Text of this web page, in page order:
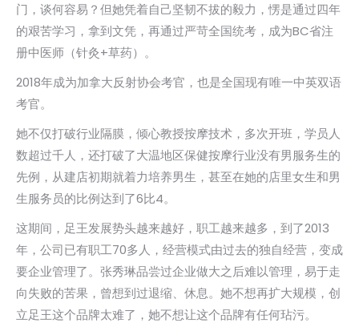
门，谈何容易？但她凭着自己坚韧不拔的毅力，愣是通过四年
的艰苦学习，拿到文凭，再通过严苛全国统考，成为BC省注
册中医师（针灸+草药）。
2018年成为加拿大反射协会考官，也是全国现有唯一中英双语
考官。
她不仅打破行业隔膜，倾心教授按摩技术，多次开班，学员人
数超过千人，还打破了大温地区保健按摩行业没有男服务生的
先例，从建店初期就着力培养男生，甚至在她的店里女生和男
生服务员的比例达到了6比4。
这期间，足王发展势头越来越好，职工越来越多，到了2013
年，公司已有职工70多人，经营模式由过去的独自经营，变成
要企业管理了。张秀琳品尝过企业做大之后难以管理，易于走
向失败的苦果，曾想到过退缩、休息。她不想再扩大规模，创
立足王这个品牌太难了，她不想让这个品牌有任何玷污。